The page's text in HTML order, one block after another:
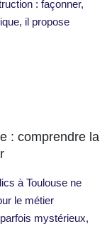
: façonner,
il propose
: comprendre la
à Toulouse ne
le métier
mystérieux,